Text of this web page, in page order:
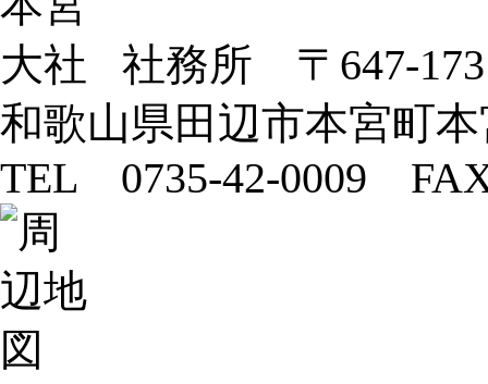
社務所 〒647-
和歌山県田辺市本宮町
TEL 0735-42-0009